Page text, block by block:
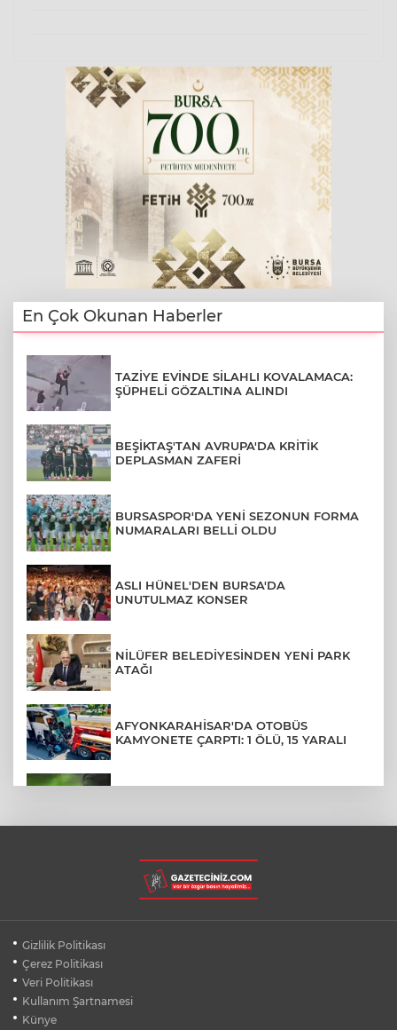
En Çok Okunan Haberler
TAZİYE EVİNDE SİLAHLI KOVALAMACA:
ŞÜPHELİ GÖZALTINA ALINDI
BEŞİKTAŞ'TAN AVRUPA'DA KRİTİK
DEPLASMAN ZAFERİ
BURSASPOR'DA YENİ SEZONUN FORMA
NUMARALARI BELLİ OLDU
ASLI HÜNEL'DEN BURSA'DA
UNUTULMAZ KONSER
NİLÜFER BELEDİYESİNDEN YENİ PARK
ATAĞI
AFYONKARAHİSAR'DA OTOBÜS
KAMYONETE ÇARPTI: 1 ÖLÜ, 15 YARALI
OTOMOBİLE ÇARPAN MOTOSİKLETLİ
KARŞI ŞERİTTEKİ ARACIN ALTINDA KALDI
SİLİVRİ'DE YANGIN: MAHSUR KALANLAR
Gizlilik Politikası
Çerez Politikası
Veri Politikası
Kullanım Şartnamesi
Künye